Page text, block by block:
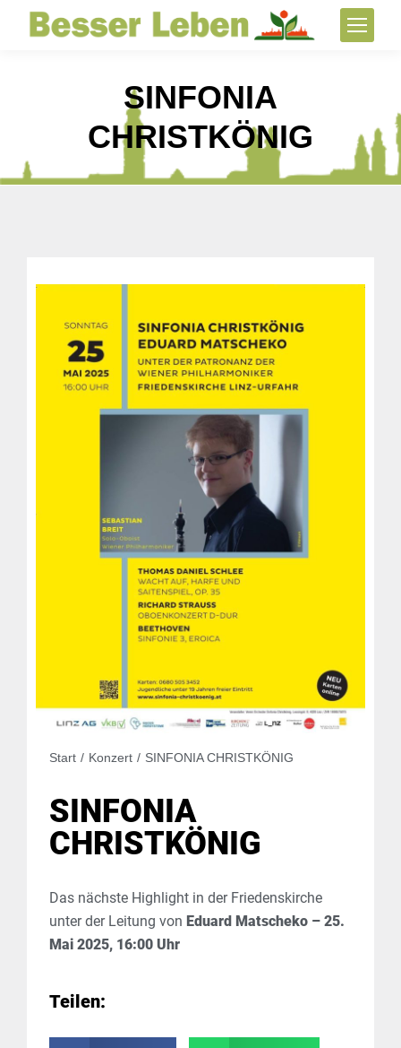
SINFONIA
CHRISTKÖNIG
Sie befinden sich hier:
Start Konzert SINFONIA CHRISTKÖNIG
SINFONIA
CHRISTKÖNIG
Das nächste Highlight in der Friedenskirche
unter der Leitung von Eduard Matscheko – 25.
Mai 2025, 16:00 Uhr
Teilen: